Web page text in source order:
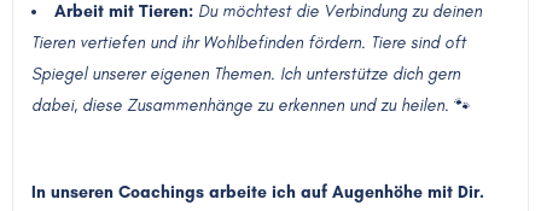
Arbeit mit Tieren: Du möchtest die Verbindung zu deinen
Tieren vertiefen und ihr Wohlbefinden fördern. Tiere sind oft
Spiegel unserer eigenen Themen. Ich unterstütze dich gern
dabei, diese Zusammenhänge zu erkennen und zu heilen. 🐾
In unseren Coachings arbeite ich auf Augenhöhe mit Dir.